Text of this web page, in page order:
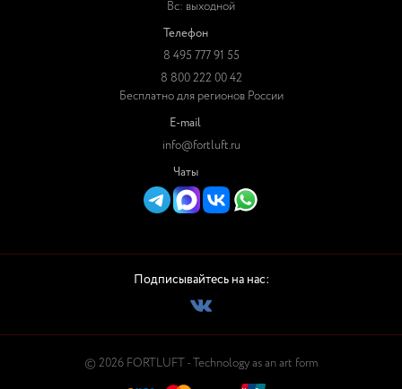
Вс: выходной
Телефон
8 495 777 91 55
8 800 222 00 42
Бесплатно для регионов России
E-mail
info@fortluft.ru
Чаты
Подписывайтесь на нас:
© 2026 FORTLUFT - Technology as an art form